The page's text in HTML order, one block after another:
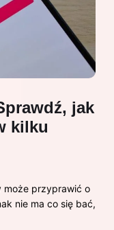
jak
kilku
może przyprawić o
nie ma co się bać,